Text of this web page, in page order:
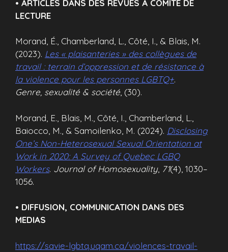
• ARTICLES DANS DES REVUES À COMITÉ DE
LECTURE
Morand, É., Chamberland, L., Côté, I., & Blais, M.
(2023). Les « plaisanteries » des collègues de
travail : terrain d’oppression et de résistance à
la violence pour les personnes LGBTQ+.
Genre, sexualité & société , (30).
Morand, E., Blais, M., Côté, I., Chamberland, L.,
Baiocco, M., & Samoilenko, M. (2024). Disclosing
One’s Non-Heterosexual Sexual Orientation at
Work in 2020: A Survey of Quebec LGBQ
Workers. Journal of Homosexuality, 71(4), 1030–
1056.
• DIFFUSION, COMMUNICATION DANS DES
MEDIAS
https://savie-lgbtq.uqam.ca/violences-travail-